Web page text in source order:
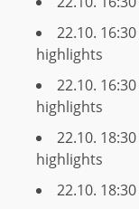
22.10. 16:30
highlights
22.10. 16:30
highlights
22.10. 18:30
highlights
22.10. 18:30